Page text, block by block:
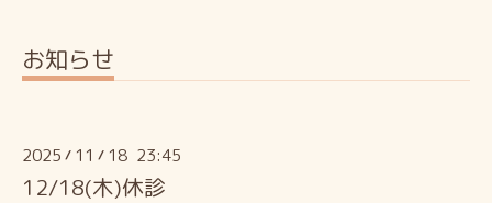
お知らせ
2025 / 11 / 18 23:45
12/18(木)休診